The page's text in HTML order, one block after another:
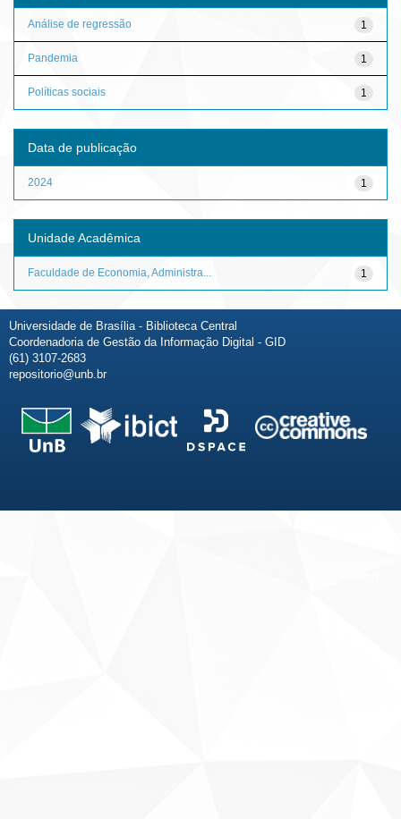
1
Análise de regressão
1
Pandemia
1
Políticas sociais
Data de publicação
1
2024
Unidade Acadêmica
1
Faculdade de Economia, Administra...
Universidade de Brasília - Biblioteca Central
Coordenadoria de Gestão da Informação Digital - GID
(61) 3107-2683
repositorio@unb.br